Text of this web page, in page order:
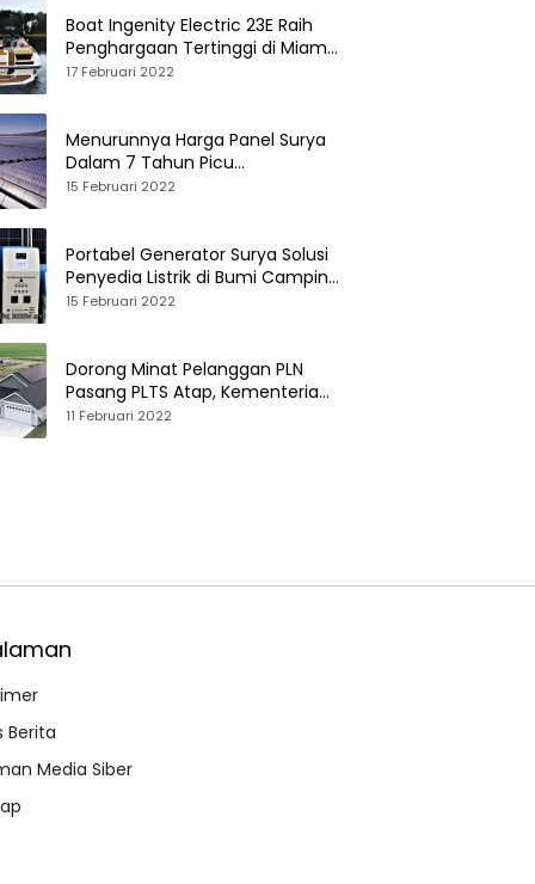
Boat Ingenity Electric 23E Raih
Penghargaan Tertinggi di Miami
International Boat Show
17 Februari 2022
Menurunnya Harga Panel Surya
Dalam 7 Tahun Picu
Tumbuhnya PLTS Global
15 Februari 2022
Portabel Generator Surya Solusi
Penyedia Listrik di Bumi Camping
dan Perkemahan
15 Februari 2022
Dorong Minat Pelanggan PLN
Pasang PLTS Atap, Kementerian
ESDM Luncurkan Paket Hibah SEF
11 Februari 2022
Berita
Media Siber